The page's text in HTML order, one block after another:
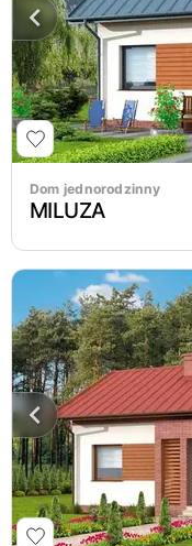
Dom jednorodzinny
MILUZA